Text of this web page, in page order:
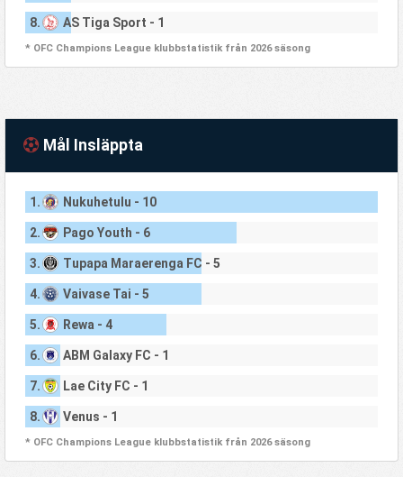
8. AS Tiga Sport - 1
* OFC Champions League klubbstatistik från 2026 säsong
Mål Insläppta
1. Nukuhetulu - 10
2. Pago Youth - 6
3. Tupapa Maraerenga FC - 5
4. Vaivase Tai - 5
5. Rewa - 4
6. ABM Galaxy FC - 1
7. Lae City FC - 1
8. Venus - 1
* OFC Champions League klubbstatistik från 2026 säsong